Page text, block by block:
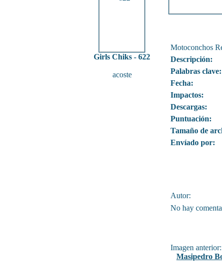
Girls Chiks - 622
acoste
Motoconchos
Descripción:
Palabras clave:
Fecha:
Impactos:
Descargas:
Puntuación:
Tamaño de
Envíado por:
Autor:
No hay
Imagen anterior:
Masipedro